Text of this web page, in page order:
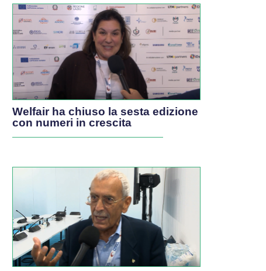
Welfair ha chiuso la sesta edizione
con numeri in crescita